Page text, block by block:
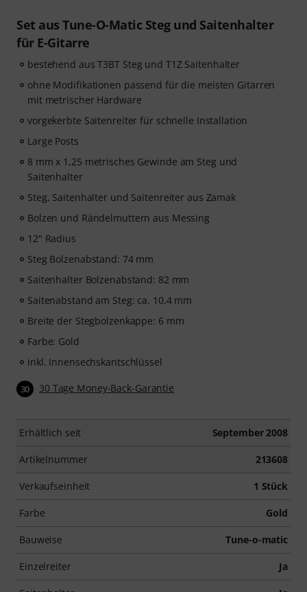
Set aus Tune-O-Matic Steg und Saitenhalter
für E-Gitarre
bestehend aus T3BT Steg und T1Z Saitenhalter
ohne Modifikationen passend für die meisten Gitarren
mit metrischer Hardware
vorgekerbte Saitenreiter für schnelle Installation
Large Posts
8 mm x 1,25 metrisches Gewinde am Steg und
Saitenhalter
Steg, Saitenhalter und Saitenreiter aus Zamak
Bolzen und Rändelmuttern aus Messing
12" Radius
Steg Bolzenabstand: 74 mm
Saitenhalter Bolzenabstand: 82 mm
Saitenabstand am Steg: ca. 10,4 mm
Breite der Stegbolzenkappe: 6 mm
Farbe: Gold
inkl. Innensechskantschlüssel
30 30 Tage Money-Back-Garantie
Erhältlich seit September 2008
Artikelnummer 213608
Verkaufseinheit 1 Stück
Farbe Gold
Bauweise Tune-o-matic
Einzelreiter Ja